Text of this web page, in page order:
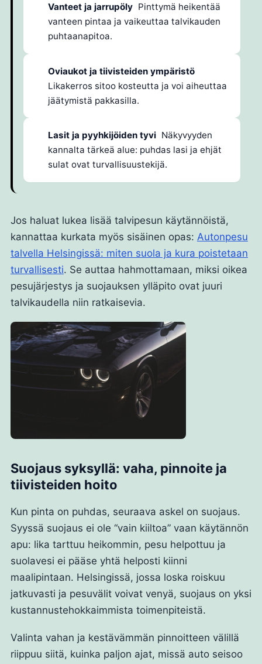
Vanteet ja jarrupöly Pinttymä heikentää
vanteen pintaa ja vaikeuttaa talvikauden
puhtaanapitoa.
Oviaukot ja tiivisteiden ympäristö
Likakerros sitoo kosteutta ja voi aiheuttaa
jäätymistä pakkasilla.
Lasit ja pyyhkijöiden tyvi Näkyvyyden
kannalta tärkeä alue: puhdas lasi ja ehjät
sulat ovat turvallisuustekijä.
Jos haluat lukea lisää talvipesun käytännöistä,
kannattaa kurkata myös sisäinen opas: Autonpesu
talvella Helsingissä: miten suola ja kura poistetaan
turvallisesti. Se auttaa hahmottamaan, miksi oikea
pesujärjestys ja suojauksen ylläpito ovat juuri
talvikaudella niin ratkaisevia.
Suojaus syksyllä: vaha, pinnoite ja
tiivisteiden hoito
Kun pinta on puhdas, seuraava askel on suojaus.
Syyssä suojaus ei ole “vain kiiltoa” vaan käytännön
apu: lika tarttuu heikommin, pesu helpottuu ja
suolavesi ei pääse yhtä helposti kiinni
maalipintaan. Helsingissä, jossa loska roiskuu
jatkuvasti ja pesuvälit voivat venyä, suojaus on yksi
kustannustehokkaimmista toimenpiteistä.
Valinta vahan ja kestävämmän pinnoitteen välillä
riippuu siitä, kuinka paljon ajat, missä auto seisoo